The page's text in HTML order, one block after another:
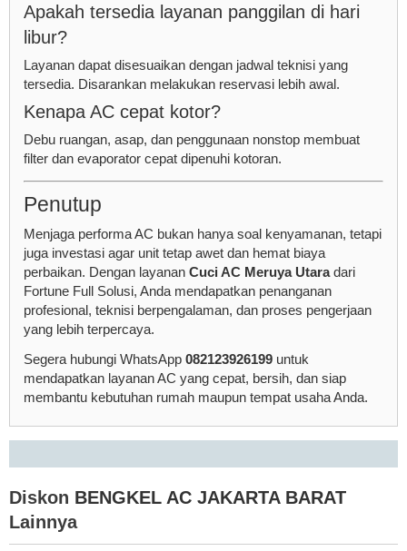
Apakah tersedia layanan panggilan di hari
libur?
Layanan dapat disesuaikan dengan jadwal teknisi yang
tersedia. Disarankan melakukan reservasi lebih awal.
Kenapa AC cepat kotor?
Debu ruangan, asap, dan penggunaan nonstop membuat
filter dan evaporator cepat dipenuhi kotoran.
Penutup
Menjaga performa AC bukan hanya soal kenyamanan, tetapi
juga investasi agar unit tetap awet dan hemat biaya
perbaikan. Dengan layanan Cuci AC Meruya Utaradari
Fortune Full Solusi, Anda mendapatkan penanganan
profesional, teknisi berpengalaman, dan proses pengerjaan
yang lebih terpercaya.
Segera hubungi WhatsApp 082123926199 untuk
mendapatkan layanan AC yang cepat, bersih, dan siap
membantu kebutuhan rumah maupun tempat usaha Anda.
Diskon BENGKEL AC JAKARTA BARAT
Lainnya